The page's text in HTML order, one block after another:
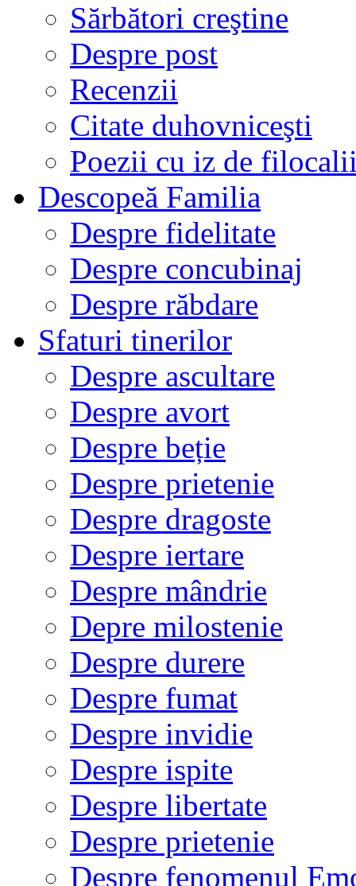
Sărbători creştine
Despre post
Recenzii
Citate duhovniceşti
Poezii cu iz de
Descopeă Familia
Despre fidelitate
Despre concubinaj
Despre răbdare
Sfaturi tinerilor
Despre ascultare
Despre avort
Despre beție
Despre prietenie
Despre dragoste
Despre iertare
Despre mândrie
Depre milostenie
Despre durere
Despre fumat
Despre invidie
Despre ispite
Despre libertate
Despre prietenie
Despre fenomenul